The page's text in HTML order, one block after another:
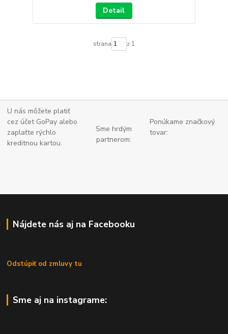
Detail
strana z 1
U nás môžete platiť
cez účet GoPay alebo
zaplaťte rýchlo
kreditnou kartou.
Sme hrdým
partnerom:
Ponúkame značkový
tovar:
Nájdete nás aj na Facebooku
Odstúpiť od zmluvy tu
Sme aj na instagrame: